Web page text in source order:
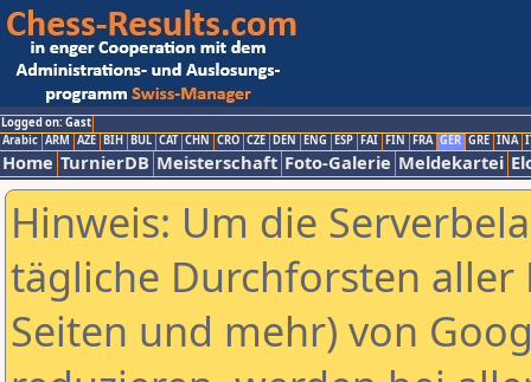
Logged on: Gast
Arabic ARM AZE BIH BUL CAT CHN CRO CZE DEN ENG ESP FAI FIN FRA GER GRE INA
Home TurnierDB Meisterschaft Foto-Galerie Meldekartei
Hinweis: Um die
tägliche Durchforsten aller
Seiten und mehr) von